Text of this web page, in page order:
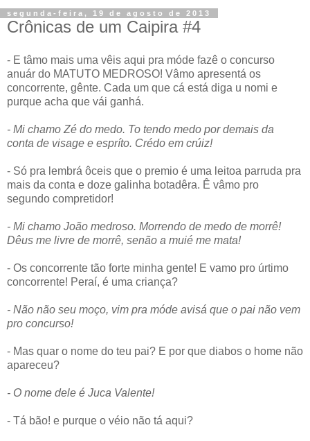
segunda-feira, 19 de agosto de 2013
Crônicas de um Caipira #4
- E tâmo mais uma vêis aqui pra móde fazê o concurso
anuár do MATUTO MEDROSO! Vâmo apresentá os
concorrente, gênte. Cada um que cá está diga u nomi e
purque acha que vái ganhá.
- Mi chamo Zé do medo. To tendo medo por demais da
conta de visage e espríto. Crédo em crúiz!
- Só pra lembrá ôceis que o premio é uma leitoa parruda pra
mais da conta e doze galinha botadêra. Ê vâmo pro
segundo compretidor!
- Mi chamo João medroso. Morrendo de medo de morrê!
Dêus me livre de morrê, senão a muié me mata!
- Os concorrente tão forte minha gente! E vamo pro úrtimo
concorrente! Peraí, é uma criança?
- Não não seu moço, vim pra móde avisá que o pai não vem
pro concurso!
- Mas quar o nome do teu pai? E por que diabos o home não
apareceu?
- O nome dele é Juca Valente!
- Tá bão! e purque o véio não tá aqui?